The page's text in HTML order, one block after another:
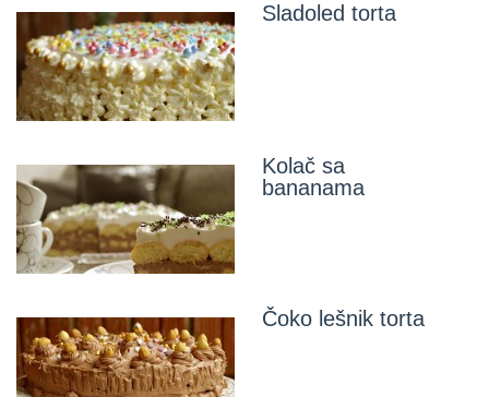
Sladoled torta
Kolač sa
bananama
Čoko lešnik torta